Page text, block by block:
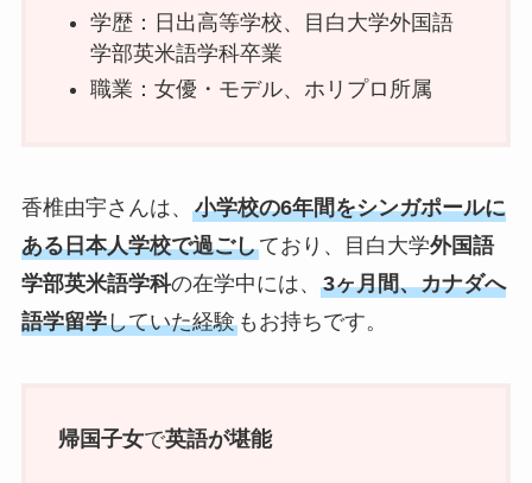
学歴：日出高等学校、目白大学外国語
学部英米語学科卒業
職業：女優・モデル、ホリプロ所属
香椎由宇さんは、 小学校の6年間をシンガポールに
ある日本人学校で過ごしており、目白大学外国語
学部英米語学科の在学中には、 3ヶ月間、カナダへ
語学留学していた経験もお持ちです。
帰国子女で英語が堪能